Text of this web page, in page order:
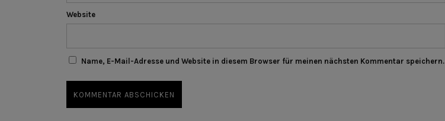
Website
Name, E-Mail-Adresse und Website in diesem Browser für meinen nächsten Kommentar speichern.